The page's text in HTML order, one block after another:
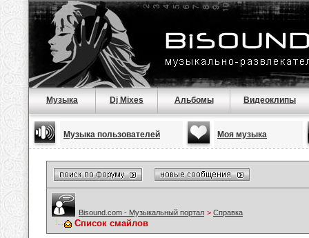
Музыка Dj Mixes Альбомы Видеоклипы
Музыка пользователей Моя музыка
Bisound.com - Музыкальный портал > Справка
Список смайлов